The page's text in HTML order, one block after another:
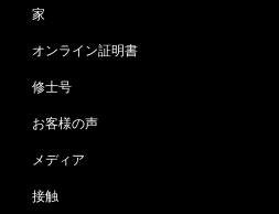
家
オンライン証明書
修士号
お客様の声
メディア
接触